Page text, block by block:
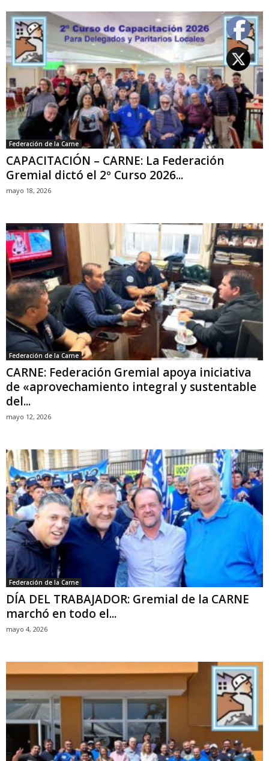
Federación de la Carne
CAPACITACIÓN – CARNE: La Federación
Gremial dictó el 2º Curso 2026...
mayo 18, 2026
Federación de la Carne
CARNE: Federación Gremial apoya iniciativa
de «aprovechamiento integral y sustentable
del...
mayo 12, 2026
Federación de la Carne
DÍA DEL TRABAJADOR: Gremial de la CARNE
marchó en todo el...
mayo 4, 2026